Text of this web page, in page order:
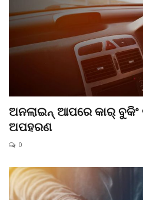
ଅନଲାଇନ୍ ଆପରେ କାର୍
ଅପହରଣ
0